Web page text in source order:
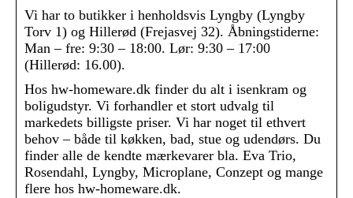
Vi har to butikker i henholdsvis Lyngby (Lyngby
Torv 1) og Hillerød (Frejasvej 32). Åbningstiderne:
Man – fre: 9:30 – 18:00. Lør: 9:30 – 17:00
(Hillerød: 16.00).
Hos hw-homeware.dk finder du alt i isenkram og
boligudstyr. Vi forhandler et stort udvalg til
markedets billigste priser. Vi har noget til ethvert
behov – både til køkken, bad, stue og udendørs. Du
finder alle de kendte mærkevarer bla. Eva Trio,
Rosendahl, Lyngby, Microplane, Conzept og mange
flere hos hw-homeware.dk.